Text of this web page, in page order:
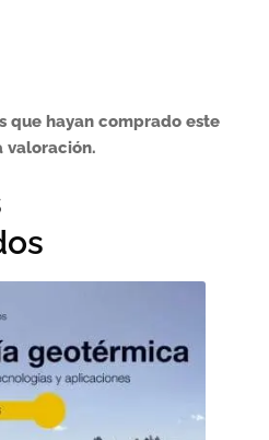
que hayan comprado este
valoración.